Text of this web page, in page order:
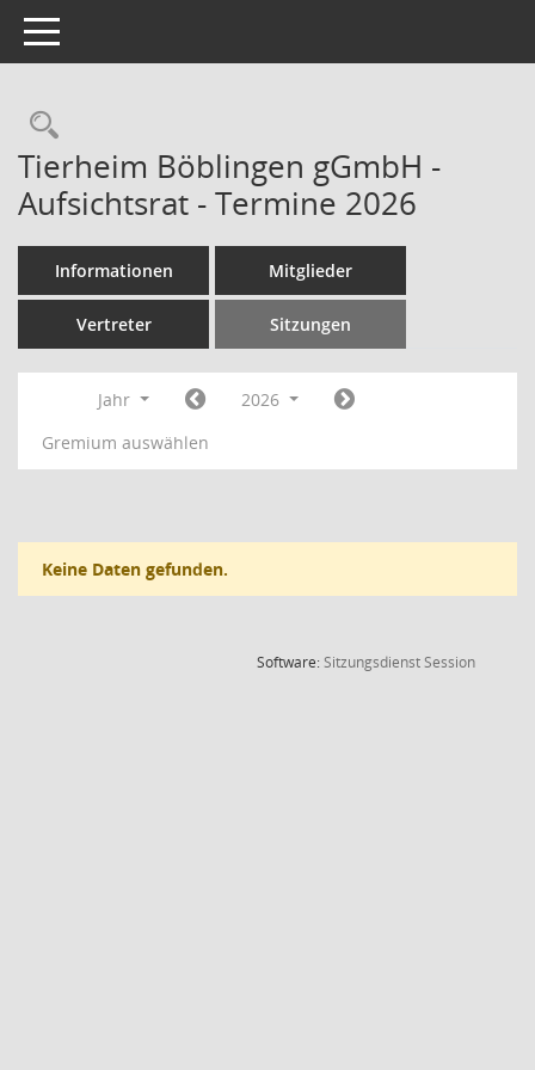
Toggle navigation
Rechercheauswahl
Tierheim Böblingen gGmbH -
Aufsichtsrat - Termine 2026
Informationen Mitglieder
Vertreter Sitzungen
Jahr
2026
Gremium auswählen
Keine Daten gefunden.
Software:SitzungsdienstSession(Wird in